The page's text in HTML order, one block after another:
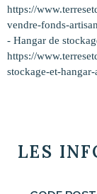
https://
vendre-fonds-
- Hangar de
https://
stockage-et-
LES